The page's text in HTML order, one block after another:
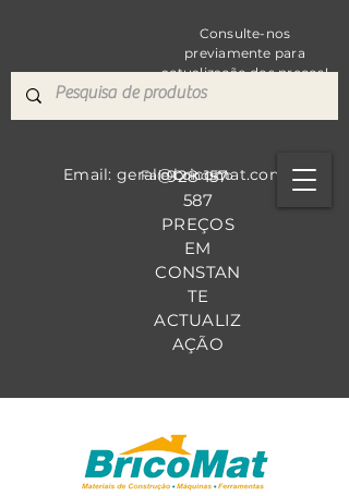
Consulte-nos
previamente para
actualização dos preços!
928 157
587
PREÇOS
EM
CONSTAN
TE
ACTUALIZ
AÇÃO
Fale Conosco
Email: geral@bricomat.com